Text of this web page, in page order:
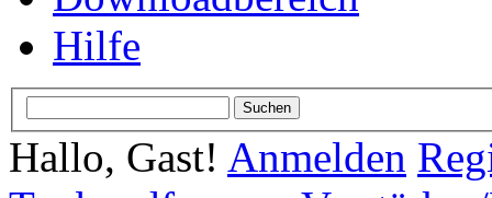
Impressum &
Downloadbereich
Hilfe